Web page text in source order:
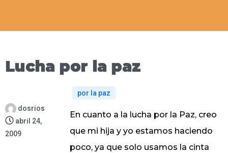
Lucha por la paz
dosrios
abril 24,
2009
por la paz
En cuanto a la lucha por la Paz, creo
que mi hija y yo estamos haciendo
poco, ya que solo usamos la cinta